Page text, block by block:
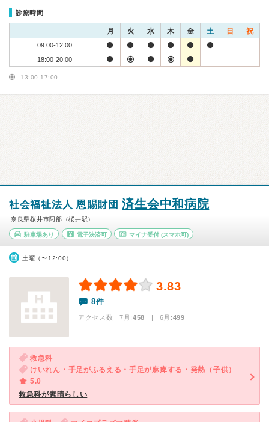
診療時間
月 火 水 木 金 土 日 祝
09:00-12:00
18:00-20:00
13:00-17:00
社会福祉法人 恩賜財団済生会中和病院
奈良県桜井市阿部（桜井駅）
駐車場あり 電子決済可 マイナ受付 (スマホ可)
土曜（〜12:00）
3.83
8件
アクセス数 7月:458 | 6月:499
救急科
けいれん・手足がふるえる・手足が麻痺する・発熱（子供）
5.0
救急科が素晴らしい